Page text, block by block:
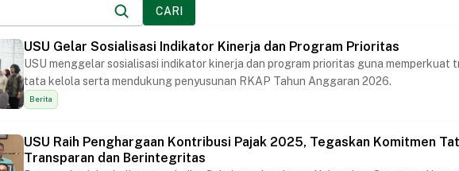
CARI
USU Gelar Sosialisasi Indikator Kinerja dan Program Prioritas
USU menggelar sosialisasi indikator kinerja dan program prioritas guna memperkuat
tata kelola serta mendukung penyusunan RKAP Tahun Anggaran 2026.
Berita
USU Raih Penghargaan Kontribusi Pajak 2025, Tegaskan Komitmen
Transparan dan Berintegritas